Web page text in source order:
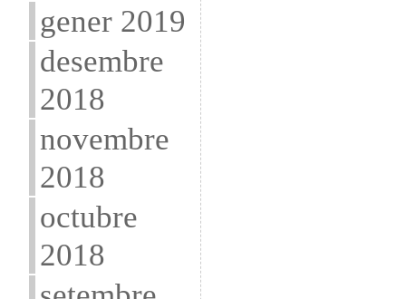
gener 2019
desembre
2018
novembre
2018
octubre
2018